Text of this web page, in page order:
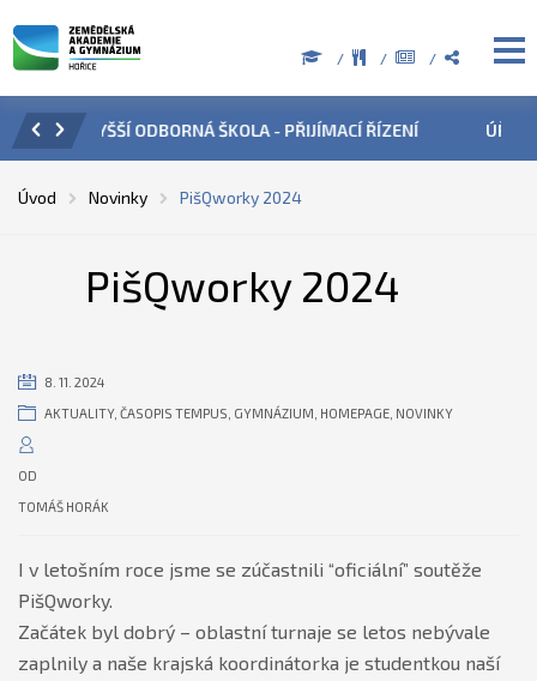
ÚŘEDNÍ HODINY V OBDOBÍ LETNÍCH PRÁZDNIN
Úvod Novinky PišQworky 2024
PišQworky 2024
8. 11. 2024
AKTUALITY, ČASOPIS TEMPUS GYMNÁZIUM HOMEPAGE NOVINKY
OD
TOMÁŠ HORÁK
I v letošním roce jsme se zúčastnili “oficiální” soutěže
PišQworky.
Začátek byl dobrý – oblastní turnaje se letos nebývale
zaplnily a naše krajská koordinátorka je studentkou naší